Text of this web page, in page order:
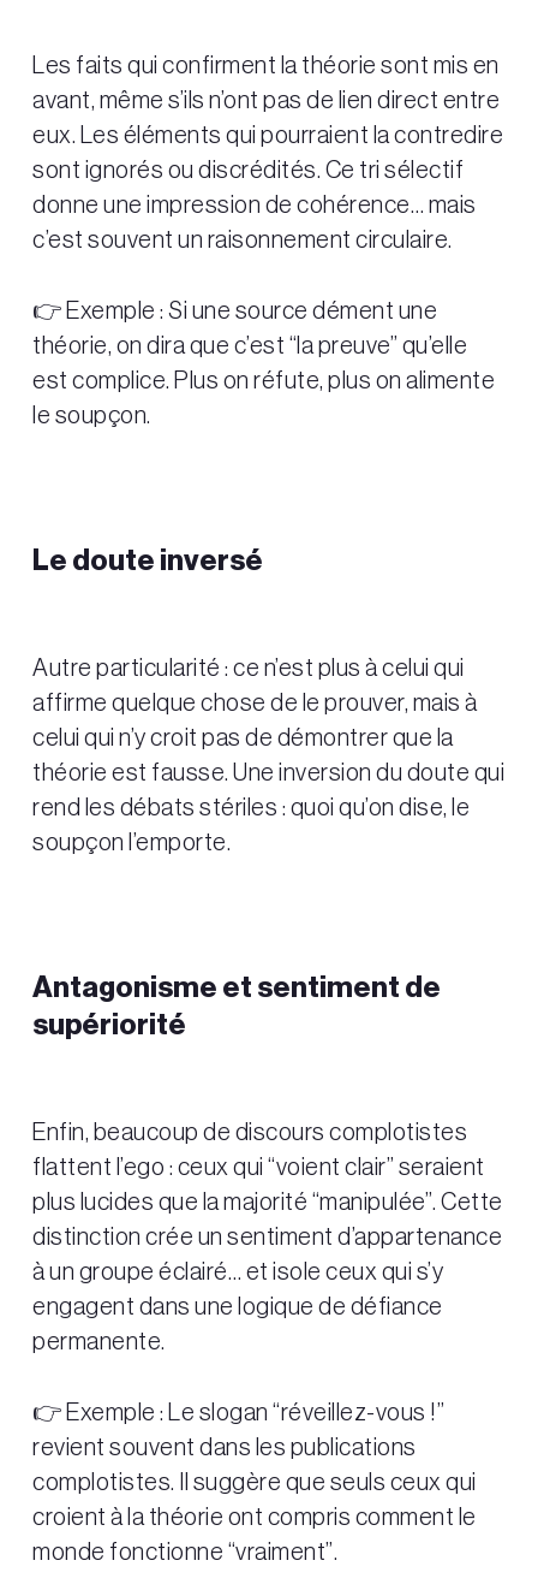
Les faits qui confirment la théorie sont mis en
avant, même s’ils n’ont pas de lien direct entre
eux. Les éléments qui pourraient la contredire
sont ignorés ou discrédités. Ce tri sélectif
donne une impression de cohérence… mais
c’est souvent un raisonnement circulaire.
👉 Exemple : Si une source dément une
théorie, on dira que c’est “la preuve” qu’elle
est complice. Plus on réfute, plus on alimente
le soupçon.
Le doute inversé
Autre particularité : ce n’est plus à celui qui
affirme quelque chose de le prouver, mais à
celui qui n’y croit pas de démontrer que la
théorie est fausse. Une inversion du doute qui
rend les débats stériles : quoi qu’on dise, le
soupçon l’emporte.
Antagonisme et sentiment de
supériorité
Enfin, beaucoup de discours complotistes
flattent l’ego : ceux qui “voient clair” seraient
plus lucides que la majorité “manipulée”. Cette
distinction crée un sentiment d’appartenance
à un groupe éclairé… et isole ceux qui s’y
engagent dans une logique de défiance
permanente.
👉 Exemple : Le slogan “réveillez-vous !”
revient souvent dans les publications
complotistes. Il suggère que seuls ceux qui
croient à la théorie ont compris comment le
monde fonctionne “vraiment”.